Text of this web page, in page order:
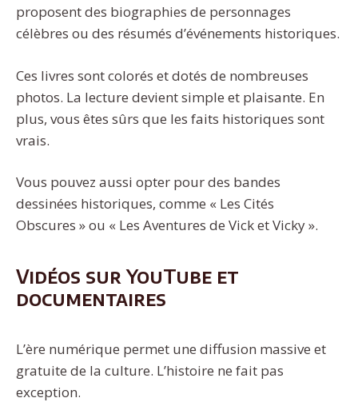
proposent des biographies de personnages
célèbres ou des résumés d’événements historiques.
Ces livres sont colorés et dotés de nombreuses
photos. La lecture devient simple et plaisante. En
plus, vous êtes sûrs que les faits historiques sont
vrais.
Vous pouvez aussi opter pour des bandes
dessinées historiques, comme « Les Cités
Obscures » ou « Les Aventures de Vick et Vicky ».
Vidéos sur YouTube et
documentaires
L’ère numérique permet une diffusion massive et
gratuite de la culture. L’histoire ne fait pas
exception.